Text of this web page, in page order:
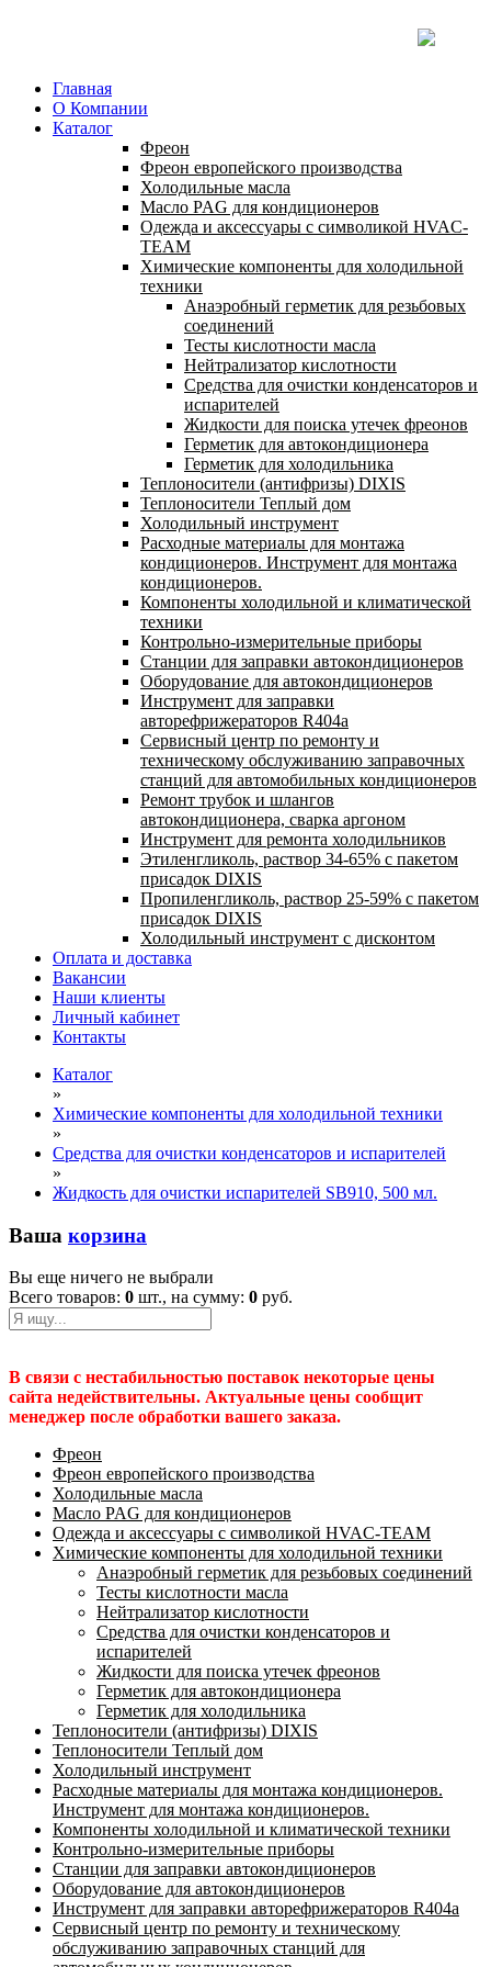
Главная
О Компании
Каталог
Фреон
Фреон европейского производства
Холодильные масла
Масло PAG для кондиционеров
Одежда и аксессуары с символикой HVAC-
TEAM
Химические компоненты для холодильной
техники
Анаэробный герметик для резьбовых
соединений
Тесты кислотности масла
Нейтрализатор кислотности
Средства для очистки конденсаторов и
испарителей
Жидкости для поиска утечек фреонов
Герметик для автокондиционера
Герметик для холодильника
Теплоносители (антифризы) DIXIS
Теплоносители Теплый дом
Холодильный инструмент
Расходные материалы для монтажа
кондиционеров. Инструмент для монтажа
кондиционеров.
Компоненты холодильной и климатической
техники
Контрольно-измерительные приборы
Станции для заправки автокондиционеров
Оборудование для автокондиционеров
Инструмент для заправки
авторефрижераторов R404a
Сервисный центр по ремонту и
техническому обслуживанию заправочных
станций для автомобильных кондиционеров
Ремонт трубок и шлангов
автокондиционера, сварка аргоном
Инструмент для ремонта холодильников
Этиленгликоль, раствор 34-65% с пакетом
присадок DIXIS
Пропиленгликоль, раствор 25-59% с пакетом
присадок DIXIS
Холодильный инструмент с дисконтом
Оплата и доставка
Вакансии
Наши клиенты
Личный кабинет
Контакты
Каталог
»
Химические компоненты для холодильной техники
»
Средства для очистки конденсаторов и испарителей
»
Жидкость для очистки испарителей SB910, 500 мл.
Ваша корзина
Вы еще ничего не выбрали
Всего товаров: 0 шт., на сумму: 0 руб.
В связи с нестабильностью поставок некоторые цены
сайта недействительны. Актуальные цены сообщит
менеджер после обработки вашего заказа.
Фреон
Фреон европейского производства
Холодильные масла
Масло PAG для кондиционеров
Одежда и аксессуары с символикой HVAC-TEAM
Химические компоненты для холодильной техники
Анаэробный герметик для резьбовых соединений
Тесты кислотности масла
Нейтрализатор кислотности
Средства для очистки конденсаторов и
испарителей
Жидкости для поиска утечек фреонов
Герметик для автокондиционера
Герметик для холодильника
Теплоносители (антифризы) DIXIS
Теплоносители Теплый дом
Холодильный инструмент
Расходные материалы для монтажа кондиционеров.
Инструмент для монтажа кондиционеров.
Компоненты холодильной и климатической техники
Контрольно-измерительные приборы
Станции для заправки автокондиционеров
Оборудование для автокондиционеров
Инструмент для заправки авторефрижераторов R404a
Сервисный центр по ремонту и техническому
обслуживанию заправочных станций для